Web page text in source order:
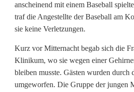
e
r
i
n
m
anscheinend mit einem Baseball
traf die Angestellte der Baseball am
sie keine Verletzungen.
Kurz vor Mitternacht begab sich die
Klinikum, wo sie wegen einer
bleiben musste. Gästen wurden durch
umgeworfen. Die Gruppe der jungen